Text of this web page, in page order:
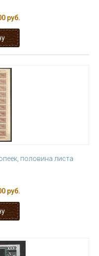
руб.
половина листа
руб.